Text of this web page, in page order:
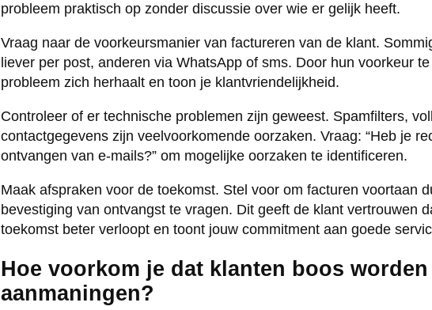
probleem praktisch op zonder discussie over wie er gelijk heeft.
Vraag naar de voorkeursmanier van factureren van de klant.
liever per post, anderen via WhatsApp of sms. Door hun voorkeur
probleem zich herhaalt en toon je klantvriendelijkheid.
Controleer of er technische problemen zijn geweest. Spamfilters,
contactgegevens zijn veelvoorkomende oorzaken. Vraag: “Heb je
ontvangen van e-mails?” om mogelijke oorzaken te identificeren.
Maak afspraken voor de toekomst. Stel voor om facturen voortaan
bevestiging van ontvangst te vragen. Dit geeft de klant vertrouwen
toekomst beter verloopt en toont jouw commitment aan goede
Hoe voorkom je dat klanten boos
aanmaningen?